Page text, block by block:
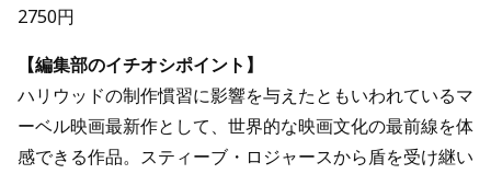
2750円
【編集部のイチオシポイント】
ハリウッドの制作慣習に影響を与えたともいわれているマ
ーベル映画最新作として、世界的な映画文化の最前線を体
感できる作品。スティーブ・ロジャースから盾を受け継い